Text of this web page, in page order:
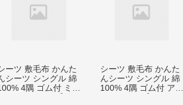
ーツ 敷毛布 かんた
シーツ シングル 綿
4隅 ゴム付 ミル
シーツ 敷毛布 かんた
んシーツ シングル 綿
100% 4隅 ゴム付 アッ